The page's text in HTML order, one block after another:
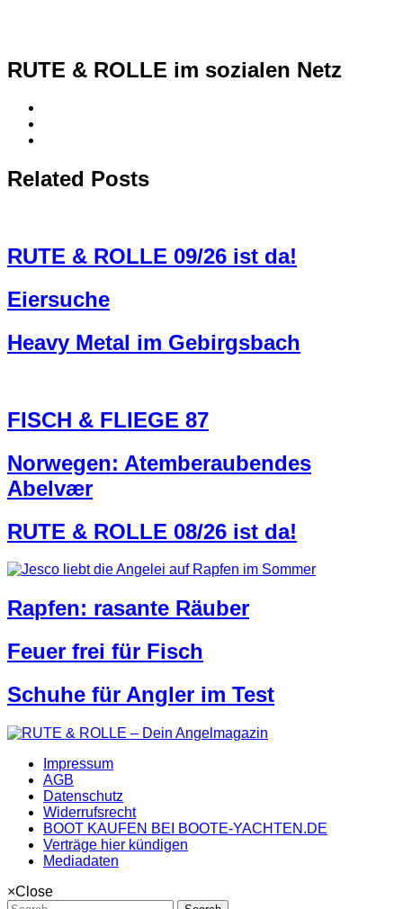
RUTE & ROLLE im sozialen Netz
Related Posts
RUTE & ROLLE 09/26 ist da!
Eiersuche
Heavy Metal im Gebirgsbach
FISCH & FLIEGE 87
Norwegen: Atemberaubendes
Abelvær
RUTE & ROLLE 08/26 ist da!
Rapfen: rasante Räuber
Feuer frei für Fisch
Schuhe für Angler im Test
Impressum
AGB
Datenschutz
Widerrufsrecht
BOOT KAUFEN BEI BOOTE-YACHTEN.DE
Verträge hier kündigen
Mediadaten
×Close